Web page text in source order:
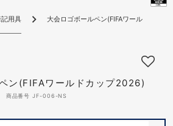
用具 大会ロゴボールペン(FIFAワールドカッ
ン(FIFAワールドカップ2026)
商品番号 JF-006-NS